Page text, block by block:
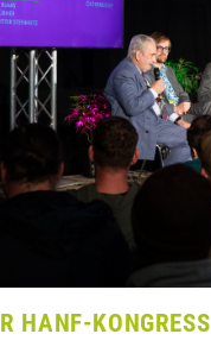
HANF-KONGRESS